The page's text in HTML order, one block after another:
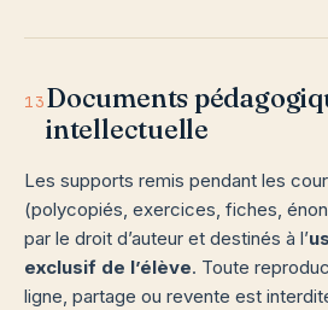
13Documents
intellectuelle
Les supports remis pendant les
(polycopiés, exercices, fiches,
par le droit d’auteur et destinés à l’
exclusif de l’élève. Toute
ligne, partage ou revente est